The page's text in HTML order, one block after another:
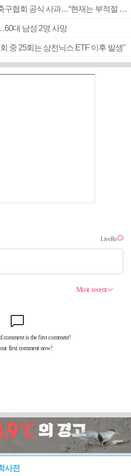
[속보] ‘심판 성접대’ 논란 축구협회 공식 사과…“현재는 부적절 행위 없어”
대 남성 2명 사망
중 25회는 삼전닉스 ETF 이후 발생"
사전